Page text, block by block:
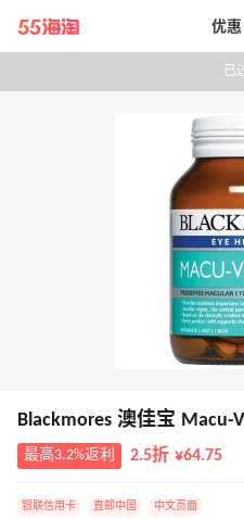
带你去官网买正品
优惠
已
Blackmores 澳佳宝 Macu-
最高3.2%返利 2.5折 ¥64.75
银联信用卡 直邮中国 中文页面